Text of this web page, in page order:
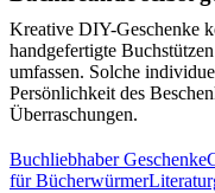
Kreative DIY-Geschenke
handgefertigte
umfassen. Solche
Persönlichkeit des
Überraschungen.
Buchliebhaber Geschenke
für Bücherwürmer